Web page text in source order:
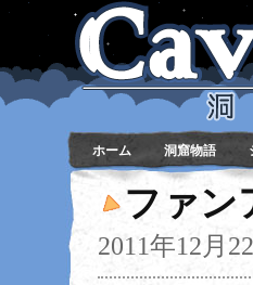
ホーム 洞窟物語
ファ
2011年12月